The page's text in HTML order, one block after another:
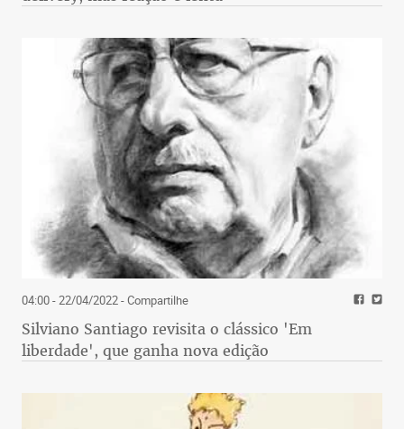
04:00 - 22/04/2022- Compartilhe
Silviano Santiago revisita o clássico 'Em
liberdade', que ganha nova edição